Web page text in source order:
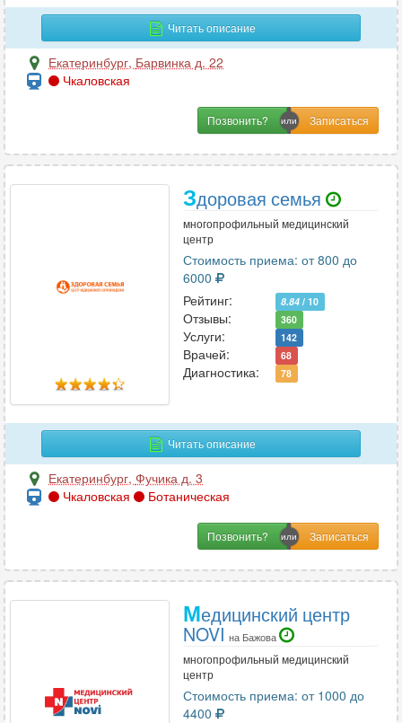
Гастроэнтерология 64
Генетика
Гепатология
1
72
Гирудотерапия 2
35
Дерматология
И
Иммунология 22
Инфекционные болезни 5
70
Кинезиология 6
Колопроктология
Читать описание
Екатеринбург, Барвинка д. 22
Чкаловская
Позвонить?
Здоровая семья
многопрофильный медицинский
центр
Стоимость приема: от 800 до
6000
Рейтинг:
8.84 / 10
Отзывы: 360
Услуги: 142
Врачей: 68
Диагностика: 78
Читать описание
Екатеринбург, Фучика д. 3
Чкаловская
Ботаническая
Позвонить?
Медицинский центр
NOVI на Бажова
многопрофильный медицинский
центр
Стоимость приема: от 1000 до
4400